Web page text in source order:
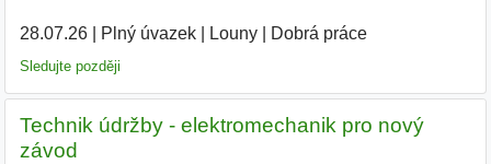
28.07.26| Plný úvazek| Louny| Dobrá práce
Sledujte později
Technik údržby - elektromechanik pro nový
závod